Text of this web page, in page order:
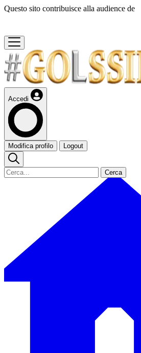
Questo sito contribuisce alla audience de
Accedi
Modifica profilo Logout
Cerca